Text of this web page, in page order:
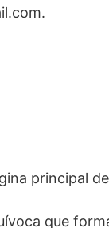
principal
que